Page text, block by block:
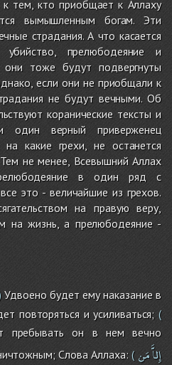
к тем, кто приобщает к Аллаху
вымышленным богам. Эти
страдания. А что касается
убийство, прелюбодеяние и
они тоже будут подвергнуты
если они не приобщали к
не будут вечными. Об
коранические тексты и
один верный приверженец
какие грехи, не останется
не менее, Всевышний Аллах
в один ряд с
это - величайшие из грехов.
на правую веру,
на жизнь, а прелюбодеяние -
Удвоено будет ему наказание в
повторяться и усиливаться; (
он в нем вечно
Слова Аллаха:( إِلاَّمَن